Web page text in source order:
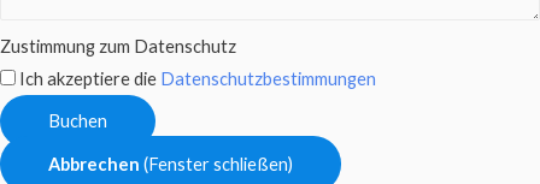
Zustimmung zum Datenschutz
Ich akzeptiere die Datenschutzbestimmungen
Buchen
Abbrechen (Fenster schließen)